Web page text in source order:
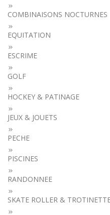
COMBINAISONS NOCTURNES
EQUITATION
ESCRIME
GOLF
HOCKEY & PATINAGE
JEUX & JOUETS
PECHE
PISCINES
RANDONNEE
SKATE ROLLER &